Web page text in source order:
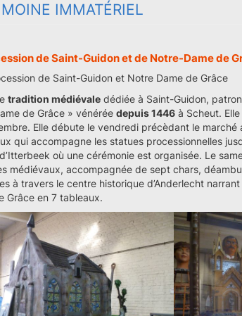
IMMATÉRIEL
de Saint-Guidon et de Notre-Dame de
de Saint-Guidon et Notre Dame de Grâce
tradition médiévale dédiée à Saint-Guidon,
de Grâce » vénérée depuis 1446 à Scheut.
Elle débute le vendredi précèdant le marché
qui accompagne les statues processionnelles
où une cérémonie est organisée. Le
médiévaux, accompagnée de sept chars,
à travers le centre historique d’Anderlecht
Grâce en 7 tableaux.